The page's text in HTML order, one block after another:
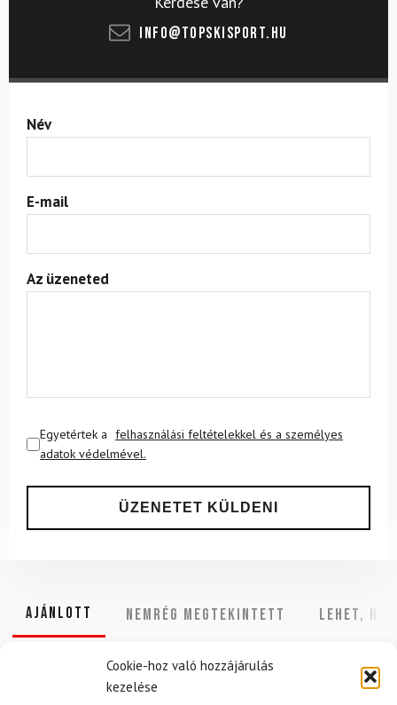
Cookie-hoz való hozzájárulás
kezelése
info@topskisport.hu
Név
E-mail
Az üzeneted
Egyetértek a felhasználási feltételekkel és a személyes
adatok védelmével.
Ajánlott NEMRÉG MEGTEKINTETT Lehet,